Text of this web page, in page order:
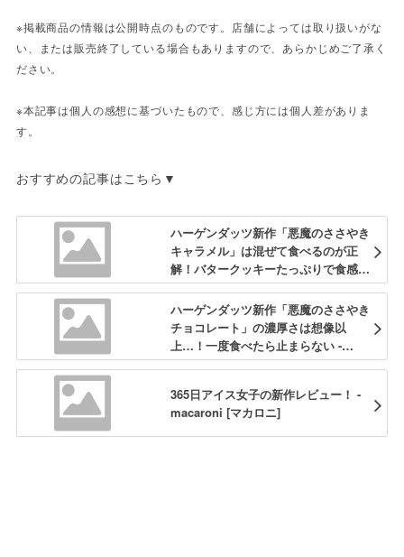
※掲載商品の情報は公開時点のものです。店舗によっては取り扱いがな
い、または販売終了している場合もありますので、あらかじめご了承く
ださい。
※本記事は個人の感想に基づいたもので、感じ方には個人差がありま
す。
おすすめの記事はこちら▼
ハーゲンダッツ新作「悪魔のささやき
キャラメル」は混ぜて食べるのが正
解！バタークッキーたっぷりで食感も
抜群 - macaroni
ハーゲンダッツ新作「悪魔のささやき
チョコレート」の濃厚さは想像以
上…！一度食べたら止まらない -
macaroni
365日アイス女子の新作レビュー！ -
macaroni [マカロニ]